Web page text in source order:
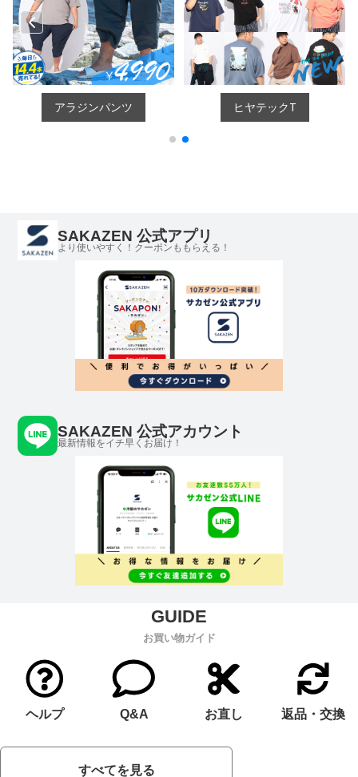
SAKAZEN 公式アプリ
より使いやすく！クーポンももらえる！
SAKAZEN 公式アカウント
最新情報をイチ早くお届け！
お買い物ガイド
ヘルプ Q&A お直し 返品・交換
すべてを見る